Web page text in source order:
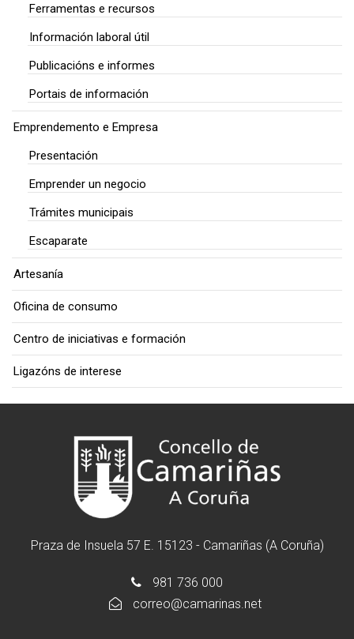
Ferramentas e recursos
Información laboral útil
Publicacións e informes
Portais de información
Emprendemento e Empresa
Presentación
Emprender un negocio
Trámites municipais
Escaparate
Artesanía
Oficina de consumo
Centro de iniciativas e formación
Ligazóns de interese
Praza de Insuela 57 E. 15123 - Camariñas (A Coruña)
981 736 000
correo@camarinas.net